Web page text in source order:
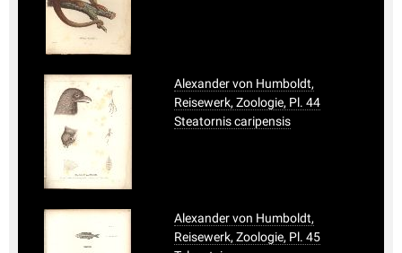
Alexander von Humboldt,
Reisewerk, Zoologie, Pl. 44
Steatornis caripensis
Alexander von Humboldt,
Reisewerk, Zoologie, Pl. 45